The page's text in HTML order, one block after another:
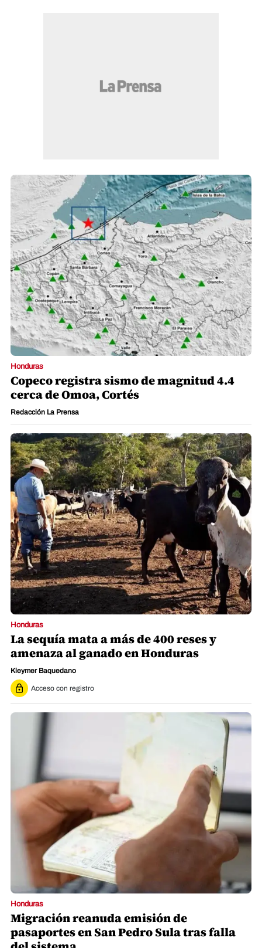
Honduras
Copeco registra sismo de magnitud 4.4
cerca de Omoa, Cortés
Redacción La Prensa
Honduras
La sequía mata a más de 400 reses y
amenaza al ganado en Honduras
Kleymer Baquedano
Acceso con registro
Honduras
Migración reanuda emisión de
pasaportes en San Pedro Sula tras falla